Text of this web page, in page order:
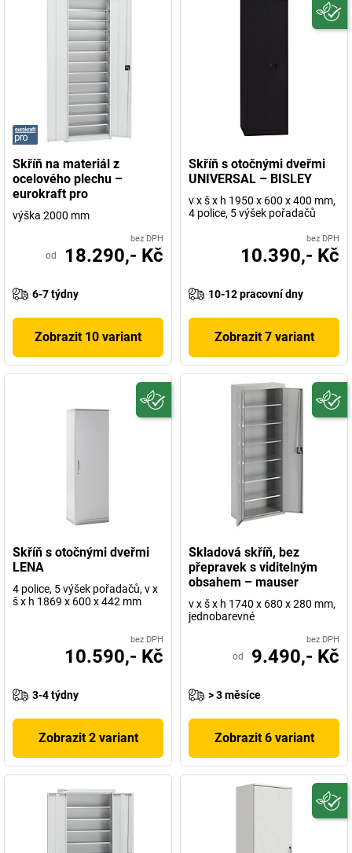
Skříň na materiál z
ocelového plechu –
eurokraft pro
výška 2000 mm
bez DPH
od 18.290,- Kč
6-7 týdny
Zobrazit 10 variant
Skříň s otočnými dveřmi
UNIVERSAL – BISLEY
v x š x h 1950 x 600 x 400 mm,
4 police, 5 výšek pořadačů
bez DPH
10.390,- Kč
10-12 pracovní dny
Zobrazit 7 variant
Skříň s otočnými dveřmi
LENA
4 police, 5 výšek pořadačů, v x
š x h 1869 x 600 x 442 mm
bez DPH
10.590,- Kč
3-4 týdny
Zobrazit 2 variant
Skladová skříň, bez
přepravek s viditelným
obsahem – mauser
v x š x h 1740 x 680 x 280 mm,
jednobarevné
bez DPH
od 9.490,- Kč
> 3 měsíce
Zobrazit 6 variant